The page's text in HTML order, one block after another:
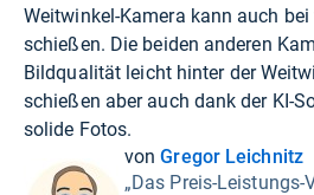
Weitwinkel-Kamera kann auch
schießen. Die beiden anderen
Bildqualität leicht hinter der
schießen aber auch dank der KI-
solide Fotos.
vonGregor Leichnitz
„Das Preis-